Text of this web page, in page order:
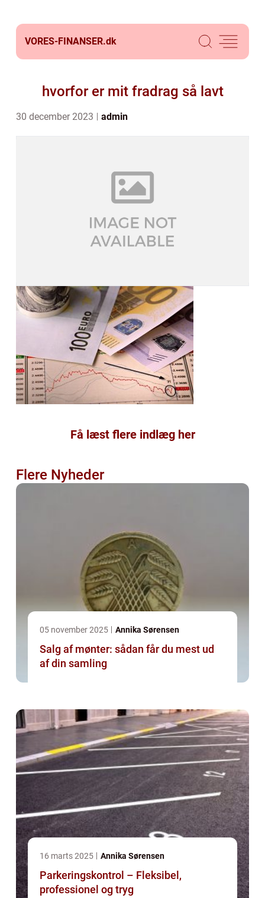
VORES-FINANSER.dk
hvorfor er mit fradrag så lavt
30 december 2023 admin
Få læst flere indlæg her
Flere Nyheder
05 november 2025 Annika Sørensen
Salg af mønter: sådan får du mest ud
af din samling
16 marts 2025 Annika Sørensen
Parkeringskontrol – Fleksibel,
professionel og tryg